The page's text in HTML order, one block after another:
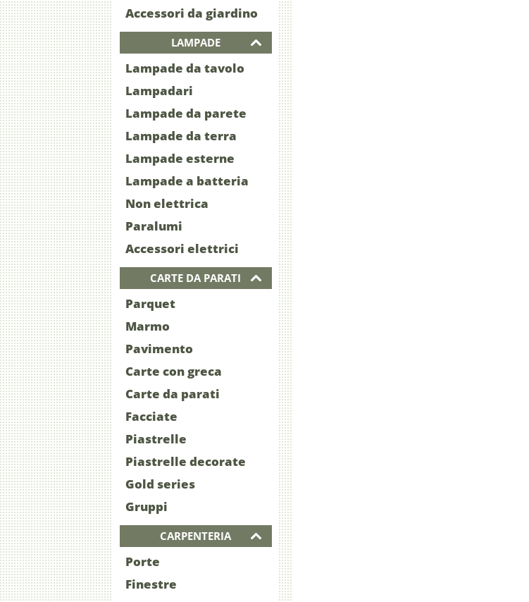
Accessori da giardino
LAMPADE
Lampade da tavolo
Lampadari
Lampade da parete
Lampade da terra
Lampade esterne
Lampade a batteria
Non elettrica
Paralumi
Accessori elettrici
CARTE DA PARATI
Parquet
Marmo
Pavimento
Carte con greca
Carte da parati
Facciate
Piastrelle
Piastrelle decorate
Gold series
Gruppi
CARPENTERIA
Porte
Finestre